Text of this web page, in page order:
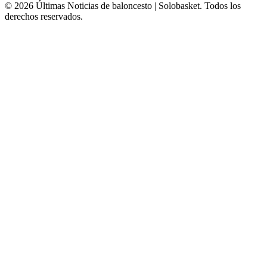
© 2026 Últimas Noticias de baloncesto | Solobasket. Todos los
derechos reservados.